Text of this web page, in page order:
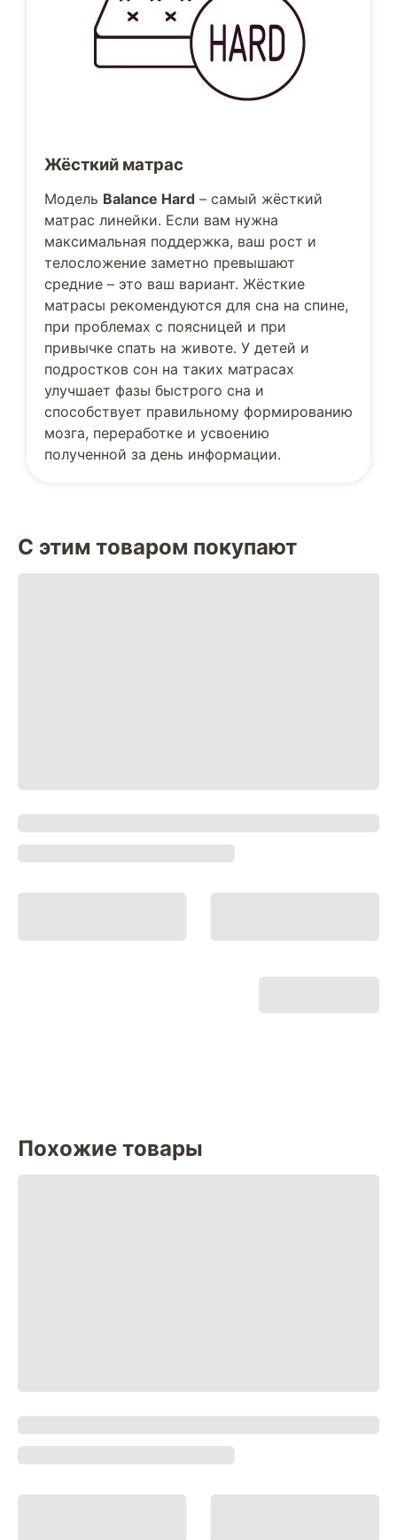
Жёсткий матрас
Модель Balance Hard – самый жёсткий
матрас линейки. Если вам нужна
максимальная поддержка, ваш рост и
телосложение заметно превышают
средние – это ваш вариант. Жёсткие
матрасы рекомендуются для сна на спине,
при проблемах с поясницей и при
привычке спать на животе. У детей и
подростков сон на таких матрасах
улучшает фазы быстрого сна и
способствует правильному формированию
мозга, переработке и усвоению
полученной за день информации.
С этим товаром покупают
Похожие товары